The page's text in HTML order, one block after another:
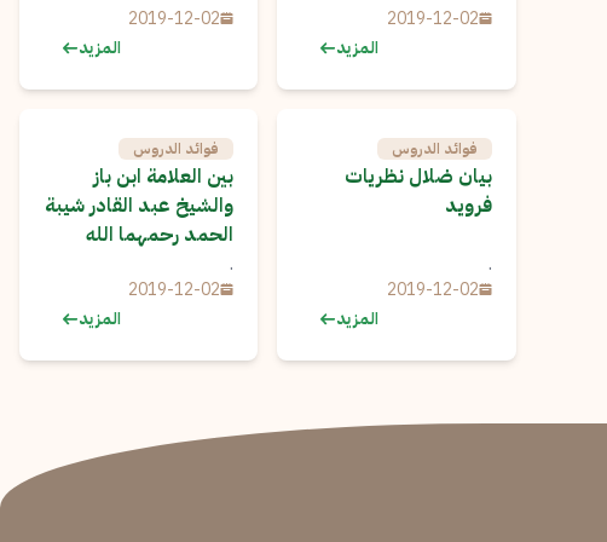
2019-12-02
المزيد
2019-12-02
المزيد
فوائد الدروس
بيان ضلال نظريات
فرويد
.
2019-12-02
المزيد
فوائد الدروس
بين العلامة ابن باز
والشيخ عبد القادر شيبة
الحمد رحمهما الله
.
2019-12-02
المزيد